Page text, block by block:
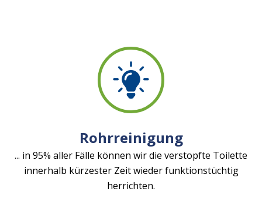
Rohrreinigung
... in 95% aller Fälle können wir die verstopfte Toilette
innerhalb kürzester Zeit wieder funktionstüchtig
herrichten.